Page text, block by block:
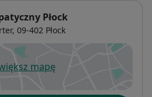
Płock
09-402 Płock
mapę
otwiera się w nowej karcie